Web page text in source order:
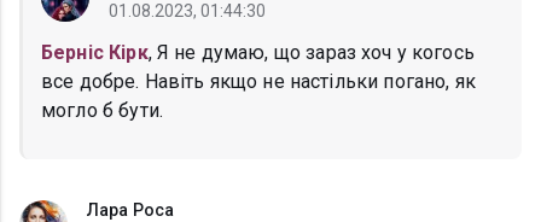
01.08.2023, 01:44:30
Берніс Кірк, Я не думаю, що зараз хоч у когось
все добре. Навіть якщо не настільки погано, як
могло б бути.
Лара Роса